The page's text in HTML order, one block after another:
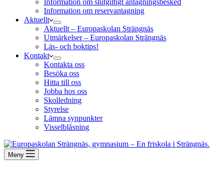
Information om slutgiltigt antagningsbesked
Information om reservantagning
Aktuellt
Aktuellt – Europaskolan Strängnäs
Utmärkelser – Europaskolan Strängnäs
Läs- och boktips!
Kontakt
Kontakta oss
Besöka oss
Hitta till oss
Jobba hos oss
Skolledning
Styrelse
Lämna synpunkter
Visselblåsning
Meny